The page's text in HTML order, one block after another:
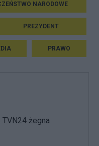
NARODOWE
PREZYDENT
PRAWO
żegna